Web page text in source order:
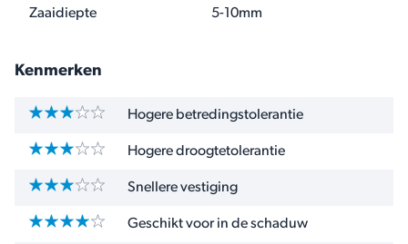
Zaaidiepte 5-10mm
Kenmerken
Hogere betredingstolerantie
Hogere droogtetolerantie
Snellere vestiging
Geschikt voor in de schaduw